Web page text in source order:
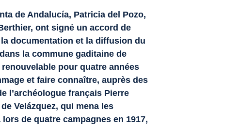
de Andalucía, Patricia del Pozo,
ont signé un accord de
documentation et la diffusion du
la commune gaditaine de
pour quatre années
et faire connaître, auprès des
l’archéologue français Pierre
Velázquez, qui mena les
de quatre campagnes en 1917,